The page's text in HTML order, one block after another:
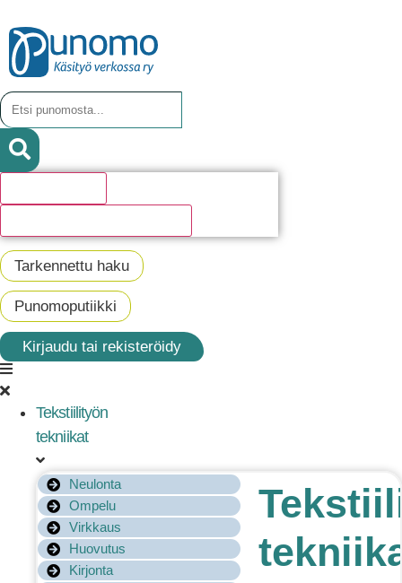
Tarkennettu haku
Punomoputiikki
Kirjaudu tai rekisteröidy
Tekstiilityön
tekniikat
Neulonta
Ompelu
Virkkaus
Huovutus
Kirjonta